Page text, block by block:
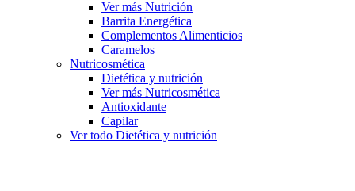
Ver más Nutrición
Barrita Energética
Complementos Alimenticios
Caramelos
Nutricosmética
Dietética y nutrición
Ver más Nutricosmética
Antioxidante
Capilar
Ver todo Dietética y nutrición